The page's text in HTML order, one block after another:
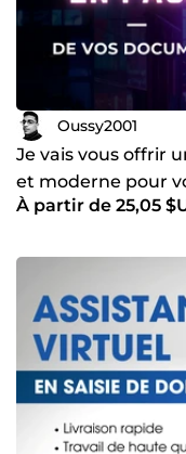
Oussy2001
Je vais vous offrir
et moderne pour
À partir de 25,05